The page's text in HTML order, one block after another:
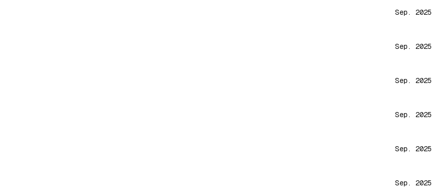
Sep. 2025
Sep. 2025
Sep. 2025
Sep. 2025
Sep. 2025
Sep. 2025